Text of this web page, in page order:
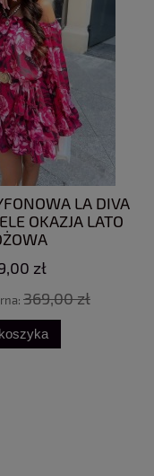
LA DIVA
OKAZJA LATO
zł
369,00 zł